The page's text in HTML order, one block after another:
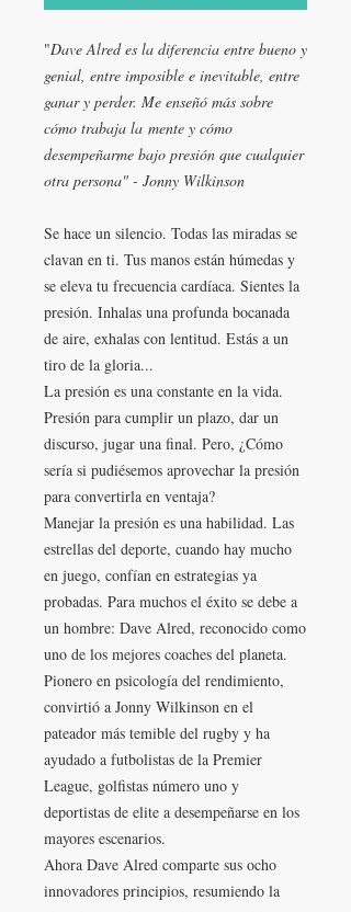
"Dave Alred es la diferencia entre bueno y
genial, entre imposible e inevitable, entre
ganar y perder. Me enseñó más sobre
cómo trabaja la mente y cómo
desempeñarme bajo presión que cualquier
otra persona" - Jonny Wilkinson
Se hace un silencio. Todas las miradas se
clavan en ti. Tus manos están húmedas y
se eleva tu frecuencia cardíaca. Sientes la
presión. Inhalas una profunda bocanada
de aire, exhalas con lentitud. Estás a un
tiro de la gloria...
La presión es una constante en la vida.
Presión para cumplir un plazo, dar un
discurso, jugar una final. Pero, ¿Cómo
sería si pudiésemos aprovechar la presión
para convertirla en ventaja?
Manejar la presión es una habilidad. Las
estrellas del deporte, cuando hay mucho
en juego, confían en estrategias ya
probadas. Para muchos el éxito se debe a
un hombre: Dave Alred, reconocido como
uno de los mejores coaches del planeta.
Pionero en psicología del rendimiento,
convirtió a Jonny Wilkinson en el
pateador más temible del rugby y ha
ayudado a futbolistas de la Premier
League, golfistas número uno y
deportistas de elite a desempeñarse en los
mayores escenarios.
Ahora Dave Alred comparte sus ocho
innovadores principios, resumiendo la